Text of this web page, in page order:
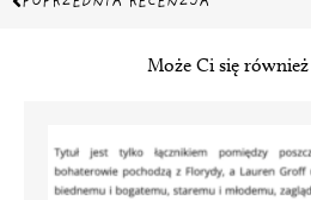
Może Ci się